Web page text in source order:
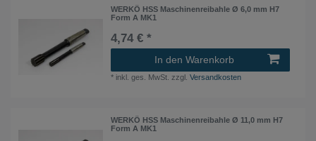
WERKÖ HSS Maschinenreibahle Ø 6,0 mm H7
Form A MK1
4,74 € *
In den Warenkorb
* inkl. ges. MwSt. zzgl.Versandkosten
WERKÖ HSS Maschinenreibahle Ø 11,0 mm H7
Form A MK1